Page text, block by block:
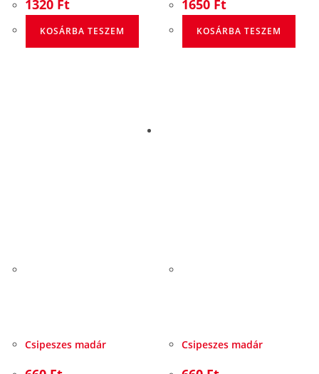
1320 Ft
KOSÁRBA TESZEM
1650 Ft
KOSÁRBA TESZEM
Csipeszes madár Csipeszes madár